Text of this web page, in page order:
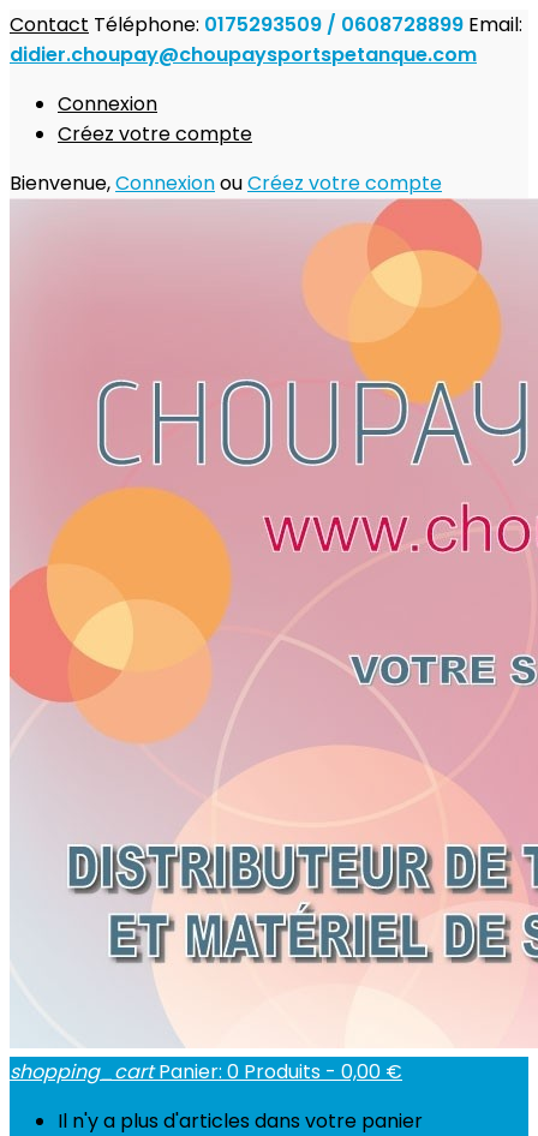
Contact Téléphone: 0175293509 / 0608728899 Email:
didier.choupay@choupaysportspetanque.com
Connexion
Créez votre compte
Bienvenue,ConnexionouCréez votre compte
shopping_cart Panier: 0 Produits - 0,00 €
Il n'y a plus d'articles dans votre panier